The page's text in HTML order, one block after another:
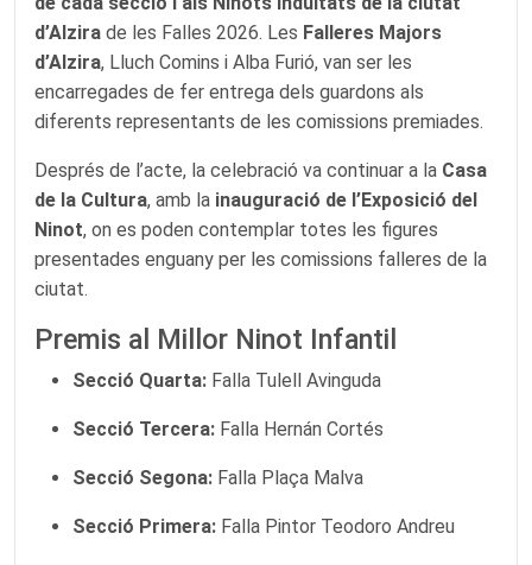
d’Alzira de les Falles 2026. Les Falleres Majors
d’Alzira, Lluch Comins i Alba Furió, van ser les
encarregades de fer entrega dels guardons als
diferents representants de les comissions premiades.
Després de l’acte, la celebració va continuar a la Casa
de la Cultura, amb la inauguració de l’Exposició del
Ninot, on es poden contemplar totes les figures
presentades enguany per les comissions falleres de la
ciutat.
Premis al Millor Ninot Infantil
Secció Quarta: Falla Tulell Avinguda
Secció Tercera: Falla Hernán Cortés
Secció Segona: Falla Plaça Malva
Secció Primera: Falla Pintor Teodoro Andreu